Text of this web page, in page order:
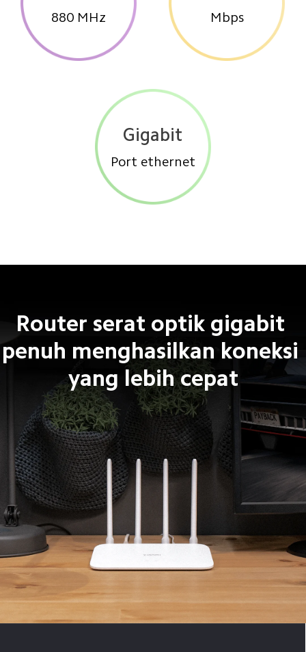
880 MHz Mbps
Gigabit
Port ethernet
Router serat optik gigabit
penuh menghasilkan koneksi
yang lebih cepat